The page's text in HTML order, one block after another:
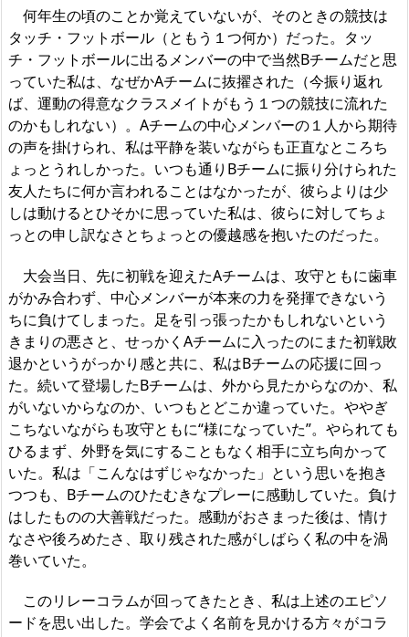
何年生の頃のことか覚えていないが、そのときの競技は
タッチ・フットボール（ともう１つ何か）だった。タッ
チ・フットボールに出るメンバーの中で当然Bチームだと思
っていた私は、なぜかAチームに抜擢された（今振り返れ
ば、運動の得意なクラスメイトがもう１つの競技に流れた
のかもしれない）。Aチームの中心メンバーの１人から期待
の声を掛けられ、私は平静を装いながらも正直なところち
ょっとうれしかった。いつも通りBチームに振り分けられた
友人たちに何か言われることはなかったが、彼らよりは少
しは動けるとひそかに思っていた私は、彼らに対してちょ
っとの申し訳なさとちょっとの優越感を抱いたのだった。
大会当日、先に初戦を迎えたAチームは、攻守ともに歯車
がかみ合わず、中心メンバーが本来の力を発揮できないう
ちに負けてしまった。足を引っ張ったかもしれないという
きまりの悪さと、せっかくAチームに入ったのにまた初戦敗
退かというがっかり感と共に、私はBチームの応援に回っ
た。続いて登場したBチームは、外から見たからなのか、私
がいないからなのか、いつもとどこか違っていた。ややぎ
こちないながらも攻守ともに“様になっていた”。やられても
ひるまず、外野を気にすることもなく相手に立ち向かって
いた。私は「こんなはずじゃなかった」という思いを抱き
つつも、Bチームのひたむきなプレーに感動していた。負け
はしたものの大善戦だった。感動がおさまった後は、情け
なさや後ろめたさ、取り残された感がしばらく私の中を渦
巻いていた。
このリレーコラムが回ってきたとき、私は上述のエピソ
ードを思い出した。学会でよく名前を見かける方々がコラ